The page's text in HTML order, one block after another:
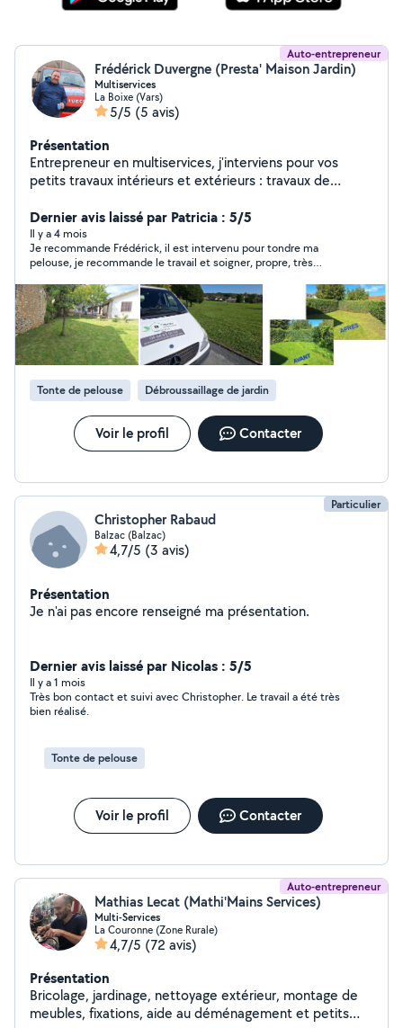
Auto-entrepreneur
Frédérick Duvergne (Presta' Maison Jardin)
Multiservices
La Boixe (Vars)
5/5 (5 avis)
Présentation
Entrepreneur en multiservices, j'interviens pour vos
petits travaux intérieurs et extérieurs : travaux de
aménagement, clôture, ... Professionnel déclaré, je
m'engage à fournir un travail soigné, ponctuel et réalisé
dans le respect des règles et des délais annoncés.
Certaines prestations sont éligibles au crédit d'impôt
Services à la Personne (50%), selon la réglementation
en vigueur. Devis clair et gratuit. Intervention rapide.
Dernier avis laissé par Patricia : 5/5
Il y a 4 mois
Je recommande Frédérick, il est intervenu pour tondre ma
pelouse, je recommande le travail et soigner, propre, très
l’appellerai pour mes prochaines prestations !
Tonte de pelouse Débroussaillage de jardin
Voir le profil Contacter
Particulier
Christopher Rabaud
Balzac (Balzac)
4,7/5 (3 avis)
Présentation
Je n'ai pas encore renseigné ma présentation.
Dernier avis laissé par Nicolas : 5/5
Il y a 1 mois
Très bon contact et suivi avec Christopher. Le travail a été très
bien réalisé.
Tonte de pelouse
Voir le profil Contacter
Auto-entrepreneur
Mathias Lecat (Mathi'Mains Services)
Multi-Services
La Couronne (Zone Rurale)
4,7/5 (72 avis)
Présentation
Bricolage, jardinage, nettoyage extérieur, montage de
meubles, fixations, aide au déménagement et petits